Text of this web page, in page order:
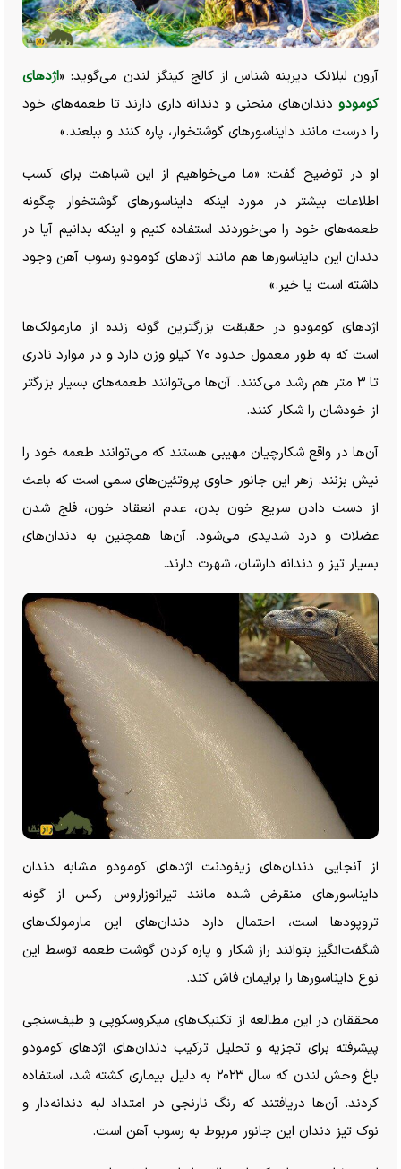
آرون لبلانک دیرینه شناس از کالج کینگز لندن می‌گوید: «اژد‌های
کومودو دندان‌های منحنی و دندانه داری دارند تا طعمه‌های خود
را درست مانند دایناسور‌های گوشتخوار، پاره کنند و ببلعند.»
او در توضیح گفت: «ما می‌خواهیم از این شباهت برای کسب
اطلاعات بیشتر در مورد اینکه دایناسور‌های گوشتخوار چگونه
طعمه‌های خود را می‌خوردند استفاده کنیم و اینکه بدانیم آیا در
دندان این دایناسور‌ها هم مانند اژد‌های کومودو رسوب آهن وجود
داشته است یا خیر.»
اژد‌های کومودو در حقیقت بزرگترین گونه زنده از مارمولک‌ها
است که به طور معمول حدود ۷۰ کیلو وزن دارد و در موارد نادری
تا ۳ متر هم رشد می‌کنند. آن‌ها می‌توانند طعمه‌های بسیار بزرگتر
از خودشان را شکار کنند.
آن‌ها در واقع شکارچیان مهیبی هستند که می‌توانند طعمه خود را
نیش بزنند. زهر این جانور حاوی پروتئین‌های سمی است که باعث
از دست دادن سریع خون بدن، عدم انعقاد خون، فلج شدن
عضلات و درد شدیدی می‌شود. آن‌ها همچنین به دندان‌های
بسیار تیز و دندانه دارشان، شهرت دارند.
از آنجایی دندان‌های زیفودنت اژد‌های کومودو مشابه دندان
دایناسور‌های منقرض شده مانند تیرانوزاروس رکس از گونه
تروپود‌ها است، احتمال دارد دندان‌های این مارمولک‌های
شگفت‌انگیز بتوانند راز شکار و پاره کردن گوشت طعمه توسط این
نوع دایناسور‌ها را برایمان فاش کند.
محققان در این مطالعه از تکنیک‌های میکروسکوپی و طیف‌سنجی
پیشرفته برای تجزیه و تحلیل ترکیب دندان‌های اژد‌های کومودو
باغ وحش لندن که سال ۲۰۲۳ به دلیل بیماری کشته شد، استفاده
کردند. آن‌ها دریافتند که رنگ نارنجی در امتداد لبه دندانه‌دار و
نوک تیز دندان این جانور مربوط به رسوب آهن است.